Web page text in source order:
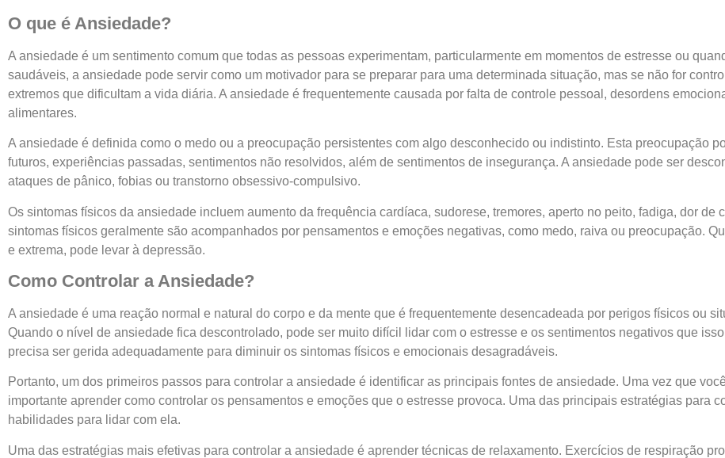
O que é Ansiedade?
A ansiedade é um sentimento comum que todas as pessoas experimentam, particularmente em momentos de estresse ou
saudáveis, a ansiedade pode servir como um motivador para se preparar para uma determinada situação, mas se não for
extremos que dificultam a vida diária. A ansiedade é frequentemente causada por falta de controle pessoal, desordens
alimentares.
A ansiedade é definida como o medo ou a preocupação persistentes com algo desconhecido ou indistinto. Esta preocupação
futuros, experiências passadas, sentimentos não resolvidos, além de sentimentos de insegurança. A ansiedade pode ser
ataques de pânico, fobias ou transtorno obsessivo-compulsivo.
Os sintomas físicos da ansiedade incluem aumento da frequência cardíaca, sudorese, tremores, aperto no peito, fadiga, dor de
sintomas físicos geralmente são acompanhados por pensamentos e emoções negativas, como medo, raiva ou preocupação.
e extrema, pode levar à depressão.
Como Controlar a Ansiedade?
A ansiedade é uma reação normal e natural do corpo e da mente que é frequentemente desencadeada por perigos físicos ou
Quando o nível de ansiedade fica descontrolado, pode ser muito difícil lidar com o estresse e os sentimentos negativos que
precisa ser gerida adequadamente para diminuir os sintomas físicos e emocionais desagradáveis.
Portanto, um dos primeiros passos para controlar a ansiedade é identificar as principais fontes de ansiedade. Uma vez que
importante aprender como controlar os pensamentos e emoções que o estresse provoca. Uma das principais estratégias para
habilidades para lidar com ela.
Uma das estratégias mais efetivas para controlar a ansiedade é aprender técnicas de relaxamento. Exercícios de respiração